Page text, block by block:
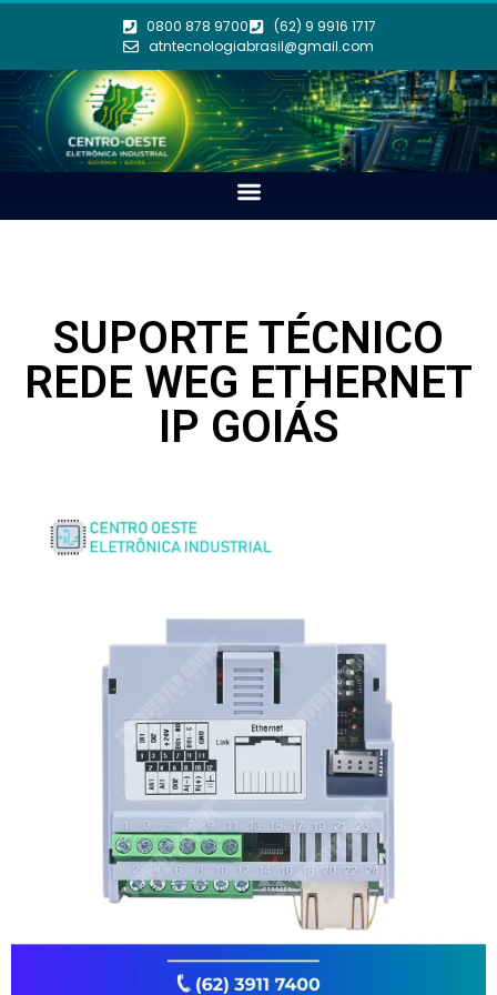
0800 878 9700
(62) 9 9916 1717
atntecnologiabrasil@gmail.com
SUPORTE TÉCNICO
REDE WEG ETHERNET
IP GOIÁS